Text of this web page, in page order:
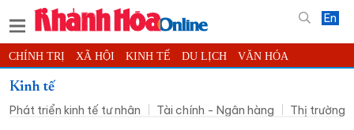
En
CHÍNH TRỊ XÃ HỘI KINH TẾ DU LỊCH VĂN HÓA
THỂ THAO
KHOA HỌC - CÔNG NGHỆ PHÁP LUẬT BẠN ĐỌC PHÓNG SỰ
Kinh tế
Phát triển kinh tế tư nhân
Tài chính - Ngân hàng Thị trường